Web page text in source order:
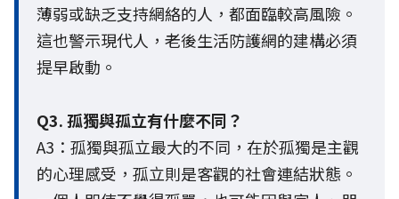
薄弱或缺乏支持網絡的人，都面臨較高風險。
這也警示現代人，老後生活防護網的建構必須
提早啟動。
Q3. 孤獨與孤立有什麼不同？
A3：孤獨與孤立最大的不同，在於孤獨是主觀
的心理感受，孤立則是客觀的社會連結狀態。